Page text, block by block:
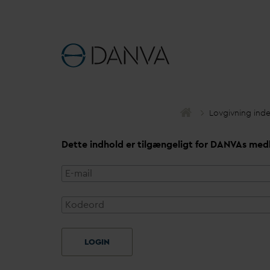
Lovgivning
Dette indhold er tilgængeligt for DANVAs
LOGIN